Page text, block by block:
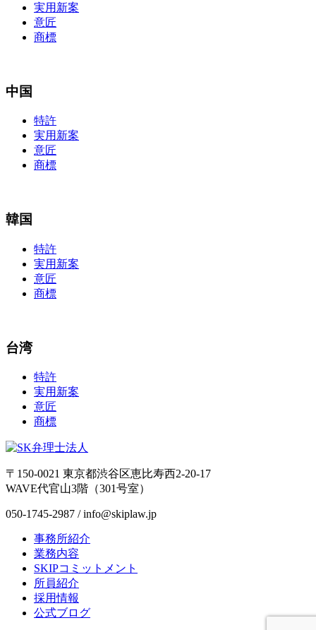
実用新案
意匠
商標
中国
特許
実用新案
意匠
商標
韓国
特許
実用新案
意匠
商標
台湾
特許
実用新案
意匠
商標
〒150-0021 東京都渋谷区恵比寿西2-20-17
WAVE代官山3階（301号室）
050-1745-2987 / info@skiplaw.jp
事務所紹介
業務内容
SKIPコミットメント
所員紹介
採用情報
公式ブログ